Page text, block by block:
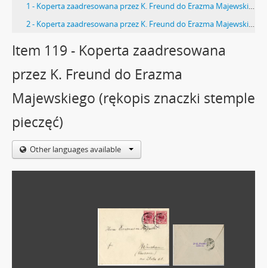
1 - Koperta zaadresowana przez K. Freund do Erazma Majewskiego (rękopis znaczki stemple) strona 1 (awers)
2 - Koperta zaadresowana przez K. Freund do Erazma Majewskiego (stemple pieczęć) strona 2 (rewers)
Item 119 - Koperta zaadresowana
przez K. Freund do Erazma
Majewskiego (rękopis znaczki stemple
pieczęć)
Other languages available